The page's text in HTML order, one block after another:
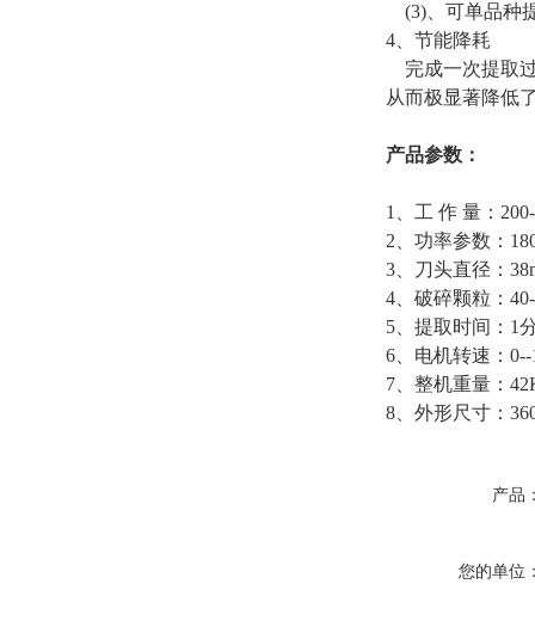
(3)、可单品种
4、节能降耗
完成一次提取
从而极显著降低
产品参数：
1、工 作 量：
2、功率参数：
3、刀头直径：
4、破碎颗粒：
5、提取时间：1
6、电机转速：
7、整机重量：
8、外形尺寸：
产品
您的单位